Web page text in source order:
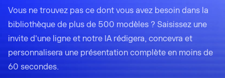
Vous ne trouvez pas ce dont vous avez besoin dans la
bibliothèque de plus de 500 modèles ? Saisissez une
invite d'une ligne et notre IA rédigera, concevra et
personnalisera une présentation complète en moins de
60 secondes.